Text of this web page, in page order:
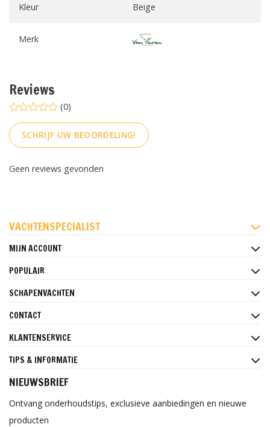
Kleur Beige
Merk
Reviews
(0)
SCHRIJF UW BEOORDELING!
Geen reviews gevonden
VACHTENSPECIALIST
MIJN ACCOUNT
POPULAIR
SCHAPENVACHTEN
CONTACT
KLANTENSERVICE
TIPS & INFORMATIE
NIEUWSBRIEF
Ontvang onderhoudstips, exclusieve aanbiedingen en nieuwe
producten